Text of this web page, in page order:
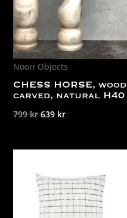
Noori Objects
CHESS HORSE, wood
carved, natural H40
799krDet
799 kr.
639 krDet
639 kr.